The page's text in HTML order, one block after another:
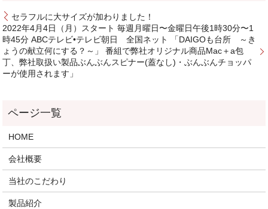
セラフルに大サイズが加わりました！
2022年4月4日（月）スタート 毎週月曜日〜金曜日午後1時30分〜1
時45分 ABCテレビ•テレビ朝日 全国ネット 「DAIGOも台所 ～き
ょうの献立何にする？～」 番組で弊社オリジナル商品Mac＋a包
丁、弊社取扱い製品ぶんぶんスピナー(蓋なし)・ぶんぶんチョッパ
ーが使用されます」
HOME
会社概要
当社のこだわり
製品紹介